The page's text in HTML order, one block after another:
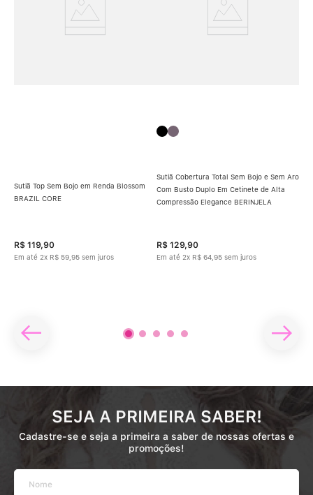
Sutiã Top Sem Bojo em Renda Blossom
BRAZIL CORE
R$ 119,90
Em até 2x R$ 59 95 sem juros
Sutiã Cobertura Total Sem Bojo e Sem Aro
Com Busto Duplo Em Cetinete de Alta
Compressão Elegance BERINJELA
R$ 129,90
Em até 2x R$ 64 95 sem juros
SEJA A PRIMEIRA SABER!
Cadastre-se e seja a primeira a saber de nossas ofertas e
promoções!